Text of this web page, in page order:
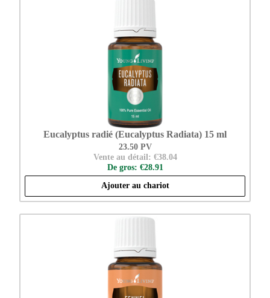
Eucalyptus radié (Eucalyptus Radiata) 15 ml
23.50 PV
Vente au détail: €38.04
De gros: €28.91
Ajouter au chariot